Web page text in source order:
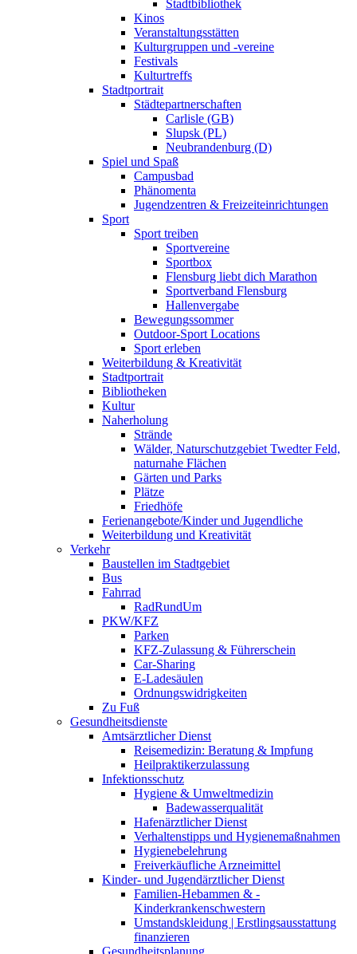
Stadtbibliothek
Kinos
Veranstaltungsstätten
Kulturgruppen und -vereine
Festivals
Kulturtreffs
Stadtportrait
Städtepartnerschaften
Carlisle (GB)
Slupsk (PL)
Neubrandenburg (D)
Spiel und Spaß
Campusbad
Phänomenta
Jugendzentren & Freizeiteinrichtungen
Sport
Sport treiben
Sportvereine
Sportbox
Flensburg liebt dich Marathon
Sportverband Flensburg
Hallenvergabe
Bewegungssommer
Outdoor-Sport Locations
Sport erleben
Weiterbildung & Kreativität
Stadtportrait
Bibliotheken
Kultur
Naherholung
Strände
Wälder, Naturschutzgebiet Twedter Feld,
naturnahe Flächen
Gärten und Parks
Plätze
Friedhöfe
Ferienangebote/Kinder und Jugendliche
Weiterbildung und Kreativität
Verkehr
Baustellen im Stadtgebiet
Bus
Fahrrad
RadRundUm
PKW/KFZ
Parken
KFZ-Zulassung & Führerschein
Car-Sharing
E-Ladesäulen
Ordnungswidrigkeiten
Zu Fuß
Gesundheitsdienste
Amtsärztlicher Dienst
Reisemedizin: Beratung & Impfung
Heilpraktikerzulassung
Infektionsschutz
Hygiene & Umweltmedizin
Badewasserqualität
Hafenärztlicher Dienst
Verhaltenstipps und Hygienemaßnahmen
Hygienebelehrung
Freiverkäufliche Arzneimittel
Kinder- und Jugendärztlicher Dienst
Familien-Hebammen & -
Kinderkrankenschwestern
Umstandskleidung | Erstlingsausstattung
finanzieren
Gesundheitsplanung